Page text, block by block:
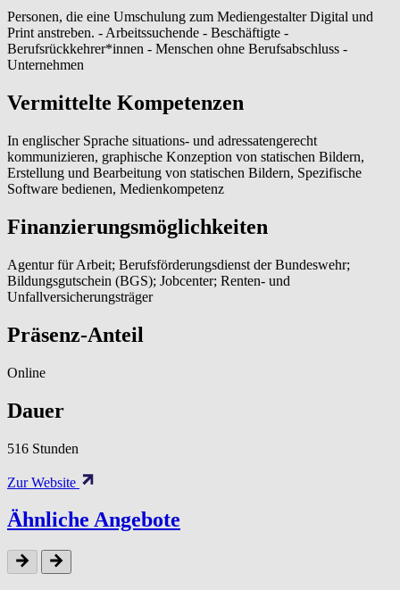
Personen, die eine Umschulung zum Mediengestalter Digital und
Print anstreben. - Arbeitssuchende - Beschäftigte -
Berufsrückkehrer*innen - Menschen ohne Berufsabschluss -
Unternehmen
Vermittelte Kompetenzen
In englischer Sprache situations- und adressatengerecht
kommunizieren, graphische Konzeption von statischen Bildern,
Erstellung und Bearbeitung von statischen Bildern, Spezifische
Software bedienen, Medienkompetenz
Finanzierungsmöglichkeiten
Agentur für Arbeit; Berufsförderungsdienst der Bundeswehr;
Bildungsgutschein (BGS); Jobcenter; Renten- und
Unfallversicherungsträger
Präsenz-Anteil
Online
Dauer
516 Stunden
Zur Website
Ähnliche Angebote